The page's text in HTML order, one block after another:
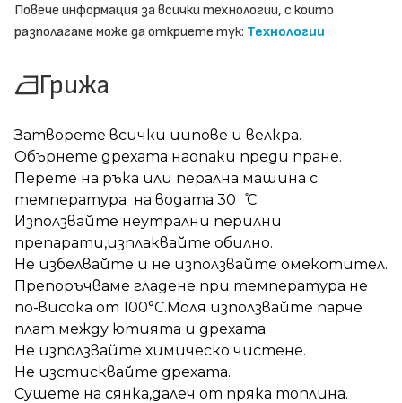
Повече информация за всички технологии, с които
разполагаме може да откриете тук: Технологии
Грижа
Затворете всички ципове и велкра.
Обърнете дрехата наопаки преди пране.
Перете на ръка или перална машина с
температура на водата 30 ̊С.
Използвайте неутрални перилни
препарати,изплаквайте обилно.
Не избелвайте и не използвайте омекотител.
Препоръчваме гладене при температура не
по-висока от 100°C.Моля използвайте парче
плат между ютията и дрехата.
Не използвайте химическо чистене.
Не изстисквайте дрехата.
Сушете на сянка,далеч от пряка топлина.